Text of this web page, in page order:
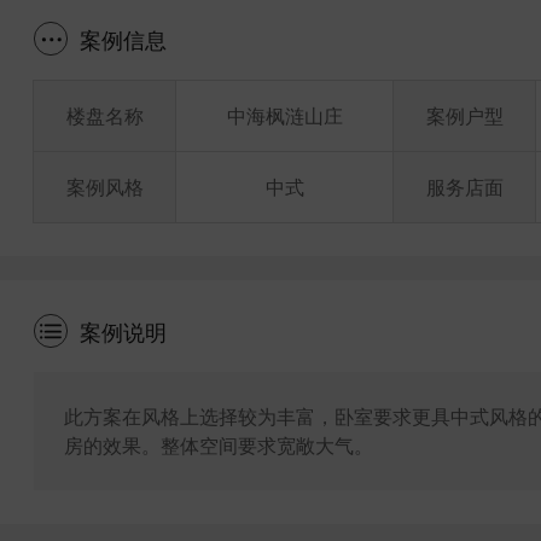
案例信息
楼盘名称
案例风格
中海枫涟山庄
中式
案例户型
服务店面
案例说明
此方案在风格上选择较为丰富，卧室要求更具中式风
房的效果。整体空间要求宽敞大气。